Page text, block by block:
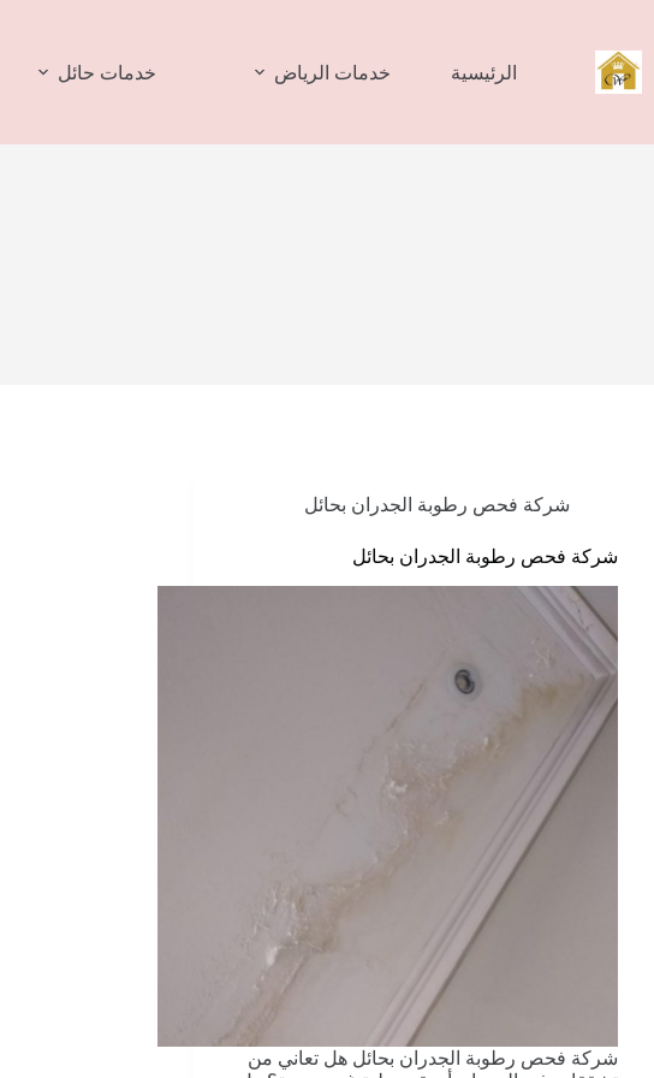
المحتوى
الرئيسية خدمات الرياض خدمات حائل
شركة فحص رطوبة الجدران بحائل
شركة فحص رطوبة الجدران بحائل
شركة فحص رطوبة الجدران بحائل هل تعاني من